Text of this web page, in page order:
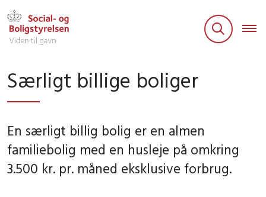
Særligt billige boliger
En særligt billig bolig er en almen
familiebolig med en husleje på omkring
3.500 kr. pr. måned eksklusive forbrug.